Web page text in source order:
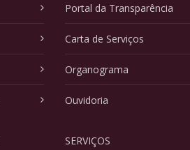
Portal da Transparência
Carta de Serviços
Organograma
Ouvidoria
SERVIÇOS